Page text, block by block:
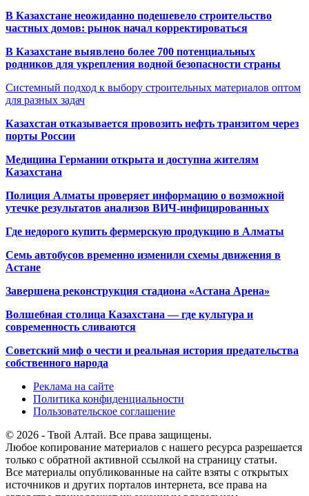
В Казахстане неожиданно подешевело строительство
частных домов: рынок начал корректироваться
В Казахстане выявлено более 700 потенциальных
родников для укрепления водной безопасности страны
Системный подход к выбору строительных материалов оптом
для разных задач
Казахстан отказывается провозить нефть транзитом через
порты России
Медицина Германии открыта и доступна жителям
Казахстана
Полиция Алматы проверяет информацию о возможной
утечке результатов анализов ВИЧ-инфицированных
Где недорого купить фермерскую продукцию в Алматы
Семь автобусов временно изменили схемы движения в
Астане
Завершена реконструкция стадиона «Астана Арена»
Волшебная столица Казахстана — где культура и
современность сливаются
Советский миф о чести и реальная история предательства
собственного народа
Реклама на сайте
Политика конфиденциальности
Пользовательское соглашение
© 2026 - Твой Алтай. Все права защищены.
Любое копирование материалов с нашего ресурса разрешается
только с обратной активной ссылкой на страницу статьи.
Все материалы опубликованные на сайте взяты с открытых
источников и других порталов интернета, все права на